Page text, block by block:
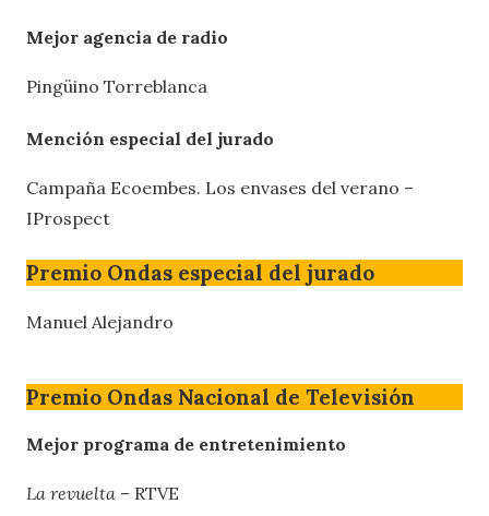
Mejor agencia de radio
Pingüino Torreblanca
Mención especial del jurado
Campaña Ecoembes. Los envases del verano –
IProspect
Premio Ondas especial del jurado
Manuel Alejandro
Premio Ondas Nacional de Televisión
Mejor programa de entretenimiento
La revuelta – RTVE